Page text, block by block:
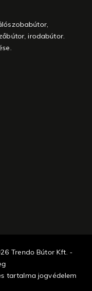
irodabútor.
Trendo Bútor Kft. -
tartalma jogvédelem